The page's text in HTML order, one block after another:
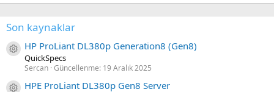
Son kaynaklar
Kaynak ikon/amblem
HP ProLiant DL380p Generation8 (Gen8)
QuickSpecs
Sercan Güncellenme: 19 Aralık 2025
Kaynak ikon/amblem
HPE ProLiant DL380p Gen8 Server